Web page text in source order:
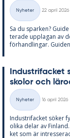
Kategorier
Nyheter
22 april 2026
Sa du spar­ken?
te­ra­de upp­la­gan av
för­hand­ling­ar.
In­du­stri­fac­ket
sko­lor och
Kategorier
Nyheter
16 april 2026
In­du­stri­fac­ket sö­ker
oli­ka de­lar av
ket som är